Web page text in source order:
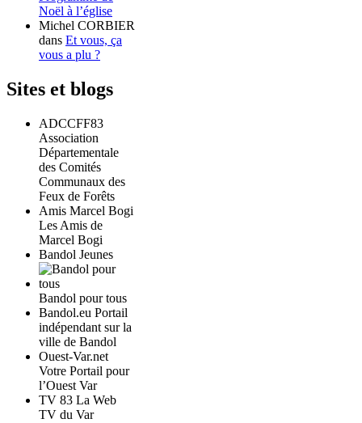
Noël à l’église
Michel CORBIER
dans Et vous, ça
vous a plu ?
Sites et blogs
ADCCFF83
Association
Départementale
des Comités
Communaux des
Feux de Forêts
Amis Marcel Bogi
Les Amis de
Marcel Bogi
Bandol Jeunes
Bandol pour tous
Bandol.eu Portail
indépendant sur la
ville de Bandol
Ouest-Var.net
Votre Portail pour
l’Ouest Var
TV 83 La Web
TV du Var